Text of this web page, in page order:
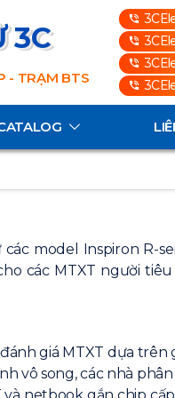
3C
- TRẠM BTS
model Inspiron R-
các MTXT người
giá MTXT dựa trên
vô song, các nhà